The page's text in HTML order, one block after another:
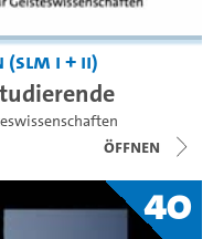
I + II)
Öffnen
40